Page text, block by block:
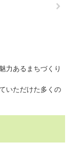
力あるまちづくり
いただけた多くの